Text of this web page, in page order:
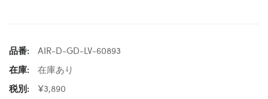
品番:
AIR-D-GD-LV-60893
在庫:
在庫あり
税別:
¥3,890